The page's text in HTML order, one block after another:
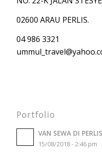
02600 ARAU PERLIS.
04 986 3321
ummul_travel
Portfolio
VAN SEWA DI PERLIS
15/08/2018 - 2:46 pm